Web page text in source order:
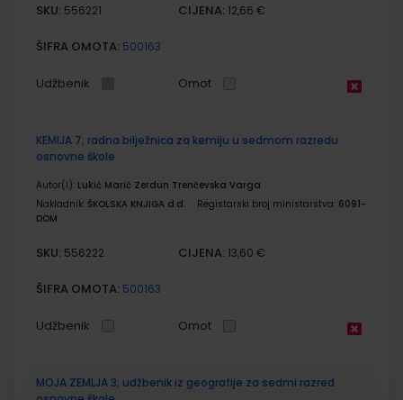
SKU: 556221 CIJENA: 12,66 €
ŠIFRA OMOTA: 500163
Udžbenik Omot
KEMIJA 7; radna bilježnica za kemiju u sedmom razredu
osnovne škole
Autor(i): Lukić Marić Zerdun Trenčevska Varga
Nakladnik: ŠKOLSKA KNJIGA d.d. Registarski broj ministarstva: 6091-
DOM
SKU: 556222 CIJENA: 13,60 €
ŠIFRA OMOTA: 500163
Udžbenik Omot
MOJA ZEMLJA 3; udžbenik iz geografije za sedmi razred